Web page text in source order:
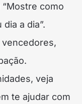
como
a dia”.
veja
te ajudar com